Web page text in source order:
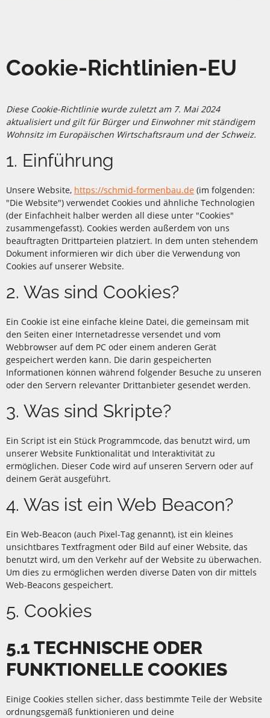
Cookie-Richtlinien-EU
Diese Cookie-Richtlinie wurde zuletzt am 7. Mai 2024
aktualisiert und gilt für Bürger und Einwohner mit ständigem
Wohnsitz im Europäischen Wirtschaftsraum und der Schweiz.
1. Einführung
Unsere Website, https://schmid-formenbau.de (im folgenden:
"Die Website") verwendet Cookies und ähnliche Technologien
(der Einfachheit halber werden all diese unter "Cookies"
zusammengefasst). Cookies werden außerdem von uns
beauftragten Drittparteien platziert. In dem unten stehendem
Dokument informieren wir dich über die Verwendung von
Cookies auf unserer Website.
2. Was sind Cookies?
Ein Cookie ist eine einfache kleine Datei, die gemeinsam mit
den Seiten einer Internetadresse versendet und vom
Webbrowser auf dem PC oder einem anderen Gerät
gespeichert werden kann. Die darin gespeicherten
Informationen können während folgender Besuche zu unseren
oder den Servern relevanter Drittanbieter gesendet werden.
3. Was sind Skripte?
Ein Script ist ein Stück Programmcode, das benutzt wird, um
unserer Website Funktionalität und Interaktivität zu
ermöglichen. Dieser Code wird auf unseren Servern oder auf
deinem Gerät ausgeführt.
4. Was ist ein Web Beacon?
Ein Web-Beacon (auch Pixel-Tag genannt), ist ein kleines
unsichtbares Textfragment oder Bild auf einer Website, das
benutzt wird, um den Verkehr auf der Website zu überwachen.
Um dies zu ermöglichen werden diverse Daten von dir mittels
Web-Beacons gespeichert.
5. Cookies
5.1 TECHNISCHE ODER
FUNKTIONELLE COOKIES
Einige Cookies stellen sicher, dass bestimmte Teile der Website
ordnungsgemäß funktionieren und deine